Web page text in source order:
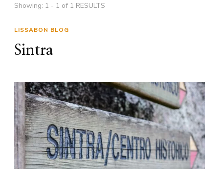
Showing: 1 - 1 of 1 RESULTS
LISSABON BLOG
Sintra